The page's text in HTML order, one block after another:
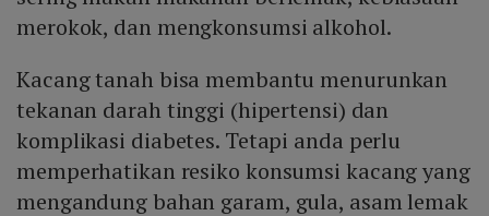
merokok, dan mengkonsumsi alkohol.
Kacang tanah bisa membantu menurunkan
tekanan darah tinggi (hipertensi) dan
komplikasi diabetes. Tetapi anda perlu
memperhatikan resiko konsumsi kacang yang
mengandung bahan garam, gula, asam lemak